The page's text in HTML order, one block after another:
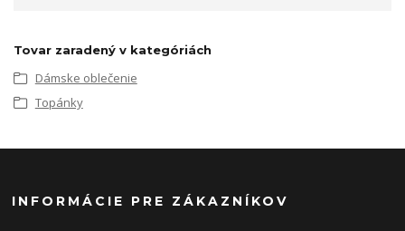
Tovar zaradený v kategóriách
Dámske oblečenie
Topánky
INFORMÁCIE PRE ZÁKAZNÍKOV